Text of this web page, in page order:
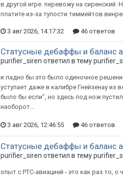
в другой игре. перевожу на
платите из-за тупости тиммейтов
3 авг 2026, 14:17:32 46 ответов
Статусные дебаффы и баланс
purifier_siren ответил в тему
и ладно бы это было одиночное
уступает даже в калибре Гнейзенау из
было бы если", но здесь под нож
наоборот...
3 авг 2026, 12:46:55 46 ответов
Статусные дебаффы и баланс
purifier_siren ответил в тему
опыт с РТС-авиацией - это как раз то,